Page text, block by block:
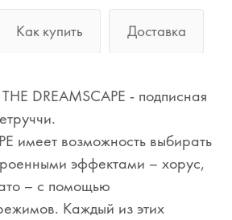
Как купить Доставка
DREAMSCAPE - подписная
имеет возможность выбирать
эффектами – хорус,
– с помощью
Каждый из этих